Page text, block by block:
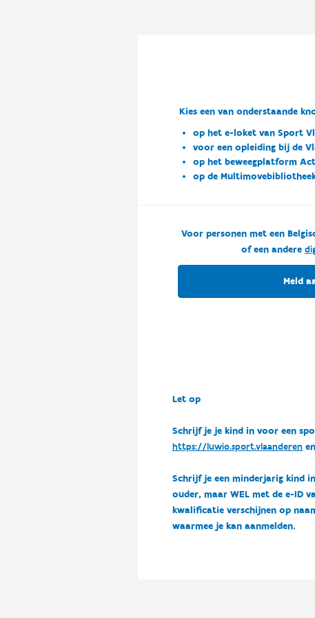
Kies een van onderstaande
op het e-loket van Sport
voor een opleiding bij de
op het beweegplatform
op de
Voor personen met een
of een andere
Meld
Let op
Schrijf je je kind in voor een
https://luwio.sport.vlaanderen
Schrijf je een minderjarig kind
ouder, maar WEL met de e-ID
kwalificatie verschijnen op
waarmee je kan aanmelden.